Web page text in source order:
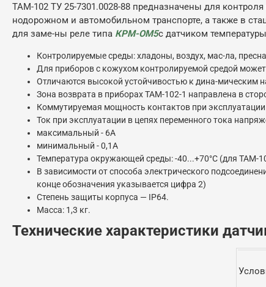
ТАМ-102 ТУ 25-7301.0028-88 предназначены для
нодорожном и автомобильном транспорте, а также в
для заме-ны реле типа КРМ-ОМ5с датчиком
Контролируемые среды: хладоны, воздух, мас-ла,
Для приборов с кожухом контролируемой средой
Отличаются высокой устойчивостью к дина-мическим
Зона возврата в приборах ТАМ-102-1 направлена в
Коммутируемая мощность контактов при
Ток при эксплуатации в цепях переменного тока
максимальный - 6А
минимальный - 0,1А
Температура окружающей среды: -40...+70°С (для ТАМ-
В зависимости от способа электрического
конце обозначения указывается цифра 2)
Степень защиты корпуса — IР64.
Масса: 1,3 кг.
Технические характеристики